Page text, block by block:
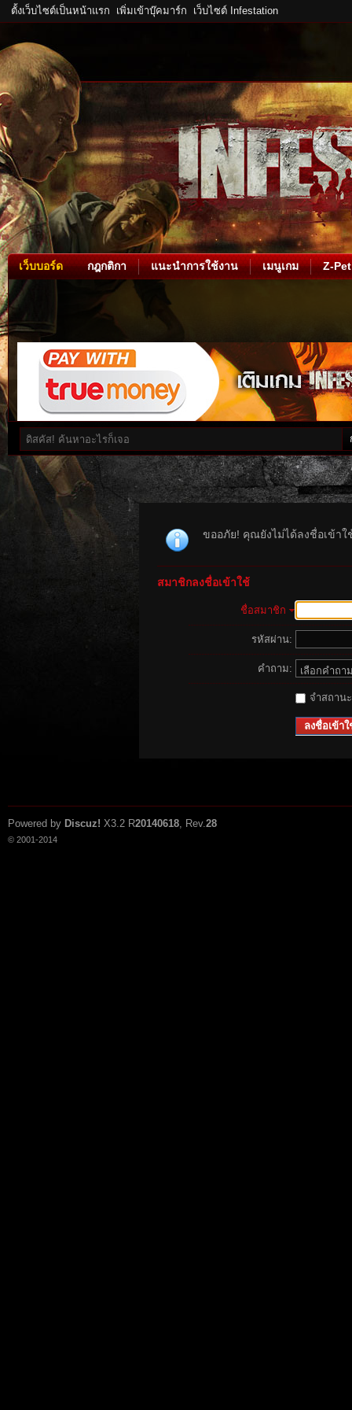
ตั้งเว็บไซต์เป็นหน้าแรก เพิ่มเข้าบุ๊คมาร์ก เว็บไซต์ Infestation
เว็บบอร์ด กฎกติกา แนะนำการใช้งาน เมนูเกม Z-Pet
ขออภัย! คุณยังไม่ได้ลงชื่อเข้า
สมาชิกลงชื่อเข้าใช้
ชื่อสมาชิก
รหัสผ่าน:
คำถาม:
จำสถาน
ลงชื่อเข้าใ
Powered by Discuz! X3.2 R20140618, Rev.28
© 2001-2014